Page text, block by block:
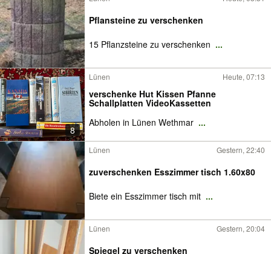
Pflansteine zu verschenken
15 Pflanzsteine zu verschenken ...
8
Lünen Heute, 07:13
verschenke Hut Kissen Pfanne
Schallplatten VideoKassetten
Abholen in Lünen Wethmar ...
Lünen Gestern, 22:40
zuverschenken Esszimmer tisch 1.60x80
Biete ein Esszimmer tisch mit ...
Lünen Gestern, 20:04
Spiegel zu verschenken